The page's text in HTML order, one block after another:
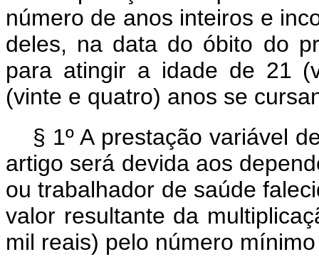
número de anos inteiros e
deles, na data do óbito do
para atingir a idade de 21
(vinte e quatro) anos se
§ 1º A prestação variável
artigo será devida aos
ou trabalhador de saúde
valor resultante da
mil reais) pelo número